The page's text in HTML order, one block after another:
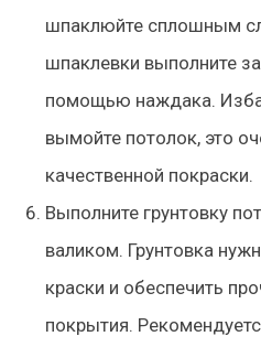
шпаклюйте сплошным
шпаклевки выполните
помощью наждака.
вымойте потолок, это
качественной покраски.
Выполните грунтовку
валиком. Грунтовка
краски и обеспечить
покрытия.